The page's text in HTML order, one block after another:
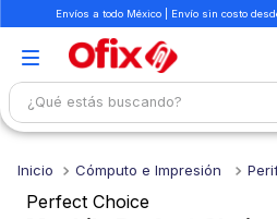
Envíos a todo México | Envío sin costo
¿Qué estás buscando?
Cómputo e Impresión
Perfect Choice
1.
mochilas